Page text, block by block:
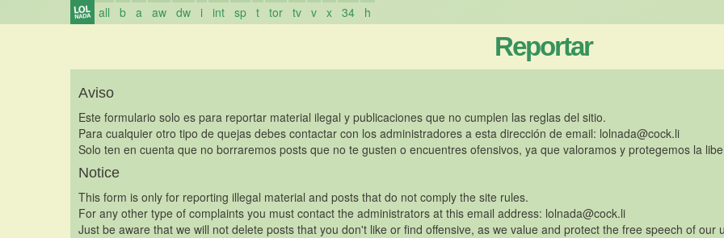
all b a aw dw i int sp t tor tv v x 34 h
Reportar
Aviso
Este formulario solo es para reportar material ilegal y publicaciones que no cumplen las reglas del sitio.
Para cualquier otro tipo de quejas debes contactar con los administradores a esta dirección de email: lolnada@cock.li
Solo ten en cuenta que no borraremos posts que no te gusten o encuentres ofensivos, ya que valoramos y protegemos la
Notice
This form is only for reporting illegal material and posts that do not comply the site rules.
For any other type of complaints you must contact the administrators at this email address: lolnada@cock.li
Just be aware that we will not delete posts that you don't like or find offensive, as we value and protect the free speech of our